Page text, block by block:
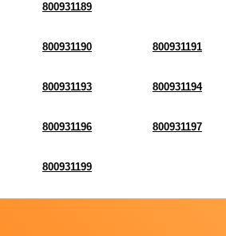
800931189
800931190 800931191
800931193 800931194
800931196 800931197
800931199